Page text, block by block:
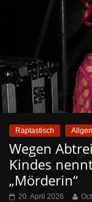
Raptastisch
Wegen
Kindes
„Mörderin“
20. April 2026